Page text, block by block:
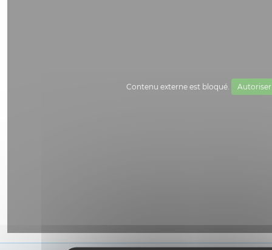
Contenu externe est bloqué. Autoriser